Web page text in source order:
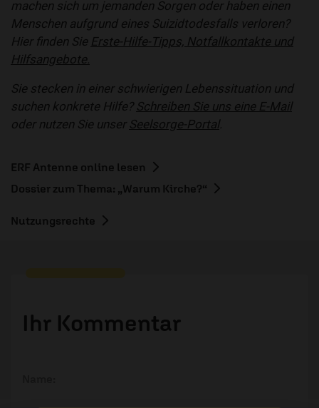
machen sich um jemanden Sorgen oder haben einen
Menschen aufgrund eines Suizidtodesfalls verloren?
Hier finden Sie Erste-Hilfe-Tipps, Notfallkontakte und
Hilfsangebote.
Sie stecken in einer schwierigen Lebenssituation und
suchen konkrete Hilfe? Schreiben Sie uns eine E-Mail
oder nutzen Sie unser Seelsorge-Portal.
ERF Antenne online lesen
Dossier zum Thema: „Warum Kirche?“
Nutzungsrechte
Ihr Kommentar